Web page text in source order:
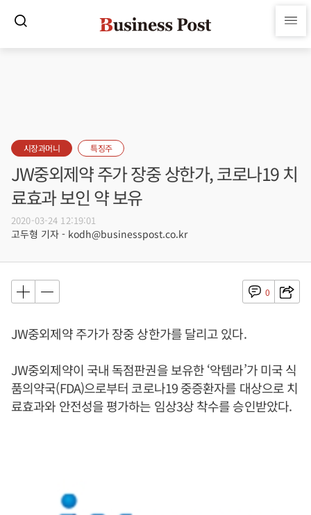
시장과머니 특징주
JW중외제약 주가 장중 상한가, 코로나19 치
료효과 보인 약 보유
2020-03-24 12:19:01
고두형 기자 - kodh@businesspost.co.kr
0
JW중외제약 주가가 장중 상한가를 달리고 있다.
JW중외제약이 국내 독점판권을 보유한 ‘악템라’가 미국 식
품의약국(FDA)으로부터 코로나19 중증환자를 대상으로 치
료효과와 안전성을 평가하는 임상3상 착수를 승인받았다.